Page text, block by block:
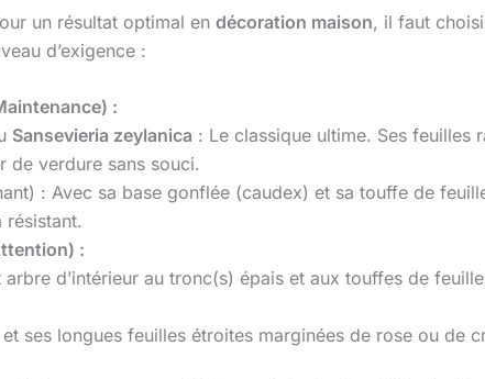
un résultat optimal en décoration maison, il faut
d’exigence :
:
Sansevieria zeylanica : Le classique ultime. Ses feuilles
de verdure sans souci.
: Avec sa base gonflée (caudex) et sa touffe de
résistant.
:
arbre d’intérieur au tronc(s) épais et aux touffes de
ses longues feuilles étroites marginées de rose ou de